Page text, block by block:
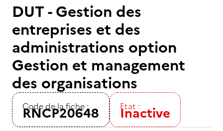
DUT - Gestion des
entreprises et des
administrations option
Gestion et management
des organisations
Code de la fiche :
RNCP20648 Etat :
Inactive